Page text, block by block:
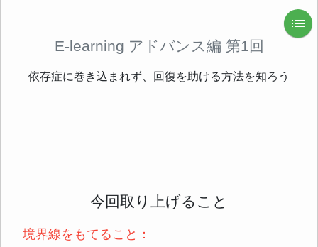
list
E-learning アドバンス編 第1回
依存症に巻き込まれず、回復を助ける方法を知ろう
今回取り上げること
境界線をもてること：